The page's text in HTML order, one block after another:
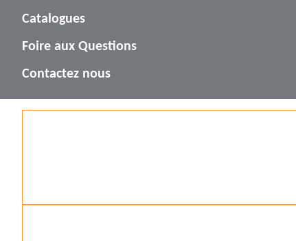
Catalogues
Foire aux Questions
Contactez nous